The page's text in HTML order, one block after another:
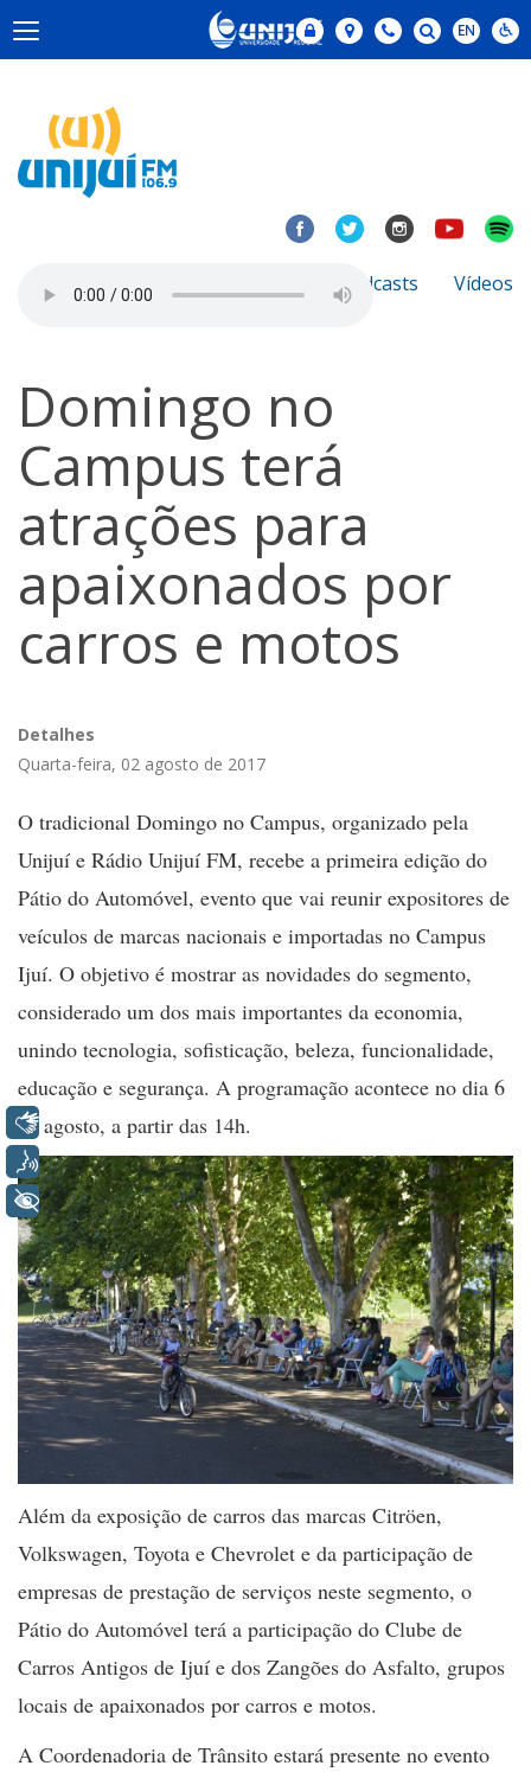
Notícias Podcasts Vídeos
Domingo no
Campus terá
atrações para
apaixonados por
carros e motos
Detalhes
Quarta-feira, 02 agosto de 2017
O tradicional Domingo no Campus, organizado pela
Unijuí e Rádio Unijuí FM, recebe a primeira edição do
Pátio do Automóvel, evento que vai reunir expositores de
veículos de marcas nacionais e importadas no Campus
Ijuí. O objetivo é mostrar as novidades do segmento,
considerado um dos mais importantes da economia,
unindo tecnologia, sofisticação, beleza, funcionalidade,
educação e segurança. A programação acontece no dia 6
de agosto, a partir das 14h.
Além da exposição de carros das marcas Citröen,
Volkswagen, Toyota e Chevrolet e da participação de
empresas de prestação de serviços neste segmento, o
Pátio do Automóvel terá a participação do Clube de
Carros Antigos de Ijuí e dos Zangões do Asfalto, grupos
locais de apaixonados por carros e motos.
A Coordenadoria de Trânsito estará presente no evento
Libras
Voz
+ Acessibilidade